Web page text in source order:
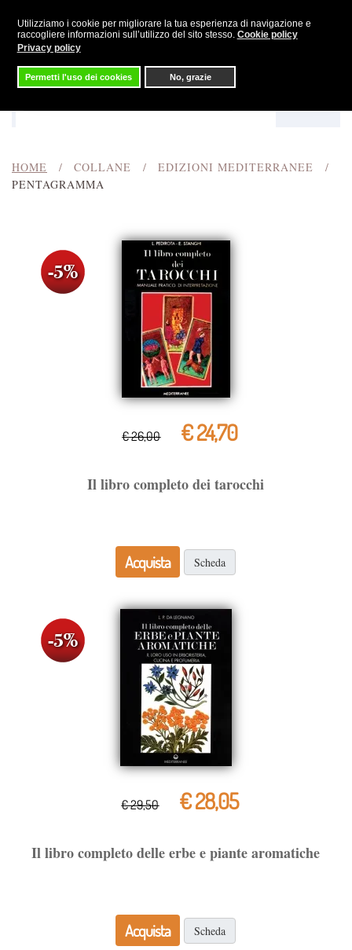
Utilizziamo i cookie per migliorare la tua esperienza di navigazione e
raccogliere informazioni sull’utilizzo del sito stesso. Cookie policy
Privacy policy
Permetti l'uso dei cookies No, grazie
Skip to main content
HOME COLLANE
EDIZIONI MEDITERRANEE
PENTAGRAMMA
€ 26,00 € 24,70
Il libro completo dei tarocchi
Acquista Scheda
€ 29,50 € 28,05
Il libro completo delle erbe e piante aromatiche
Acquista Scheda